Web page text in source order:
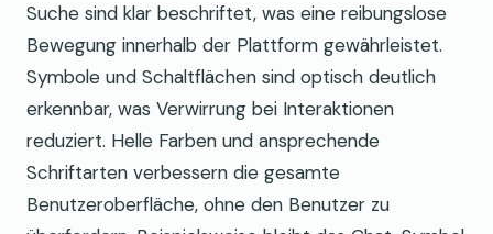
Suche sind klar beschriftet, was eine reibungslose
Bewegung innerhalb der Plattform gewährleistet.
Symbole und Schaltflächen sind optisch deutlich
erkennbar, was Verwirrung bei Interaktionen
reduziert. Helle Farben und ansprechende
Schriftarten verbessern die gesamte
Benutzeroberfläche, ohne den Benutzer zu